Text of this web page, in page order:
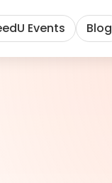
Events Blog